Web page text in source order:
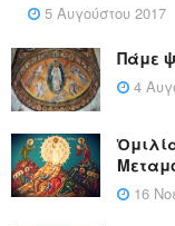
5 Αυγούστου 2017
Πάμε
4
16